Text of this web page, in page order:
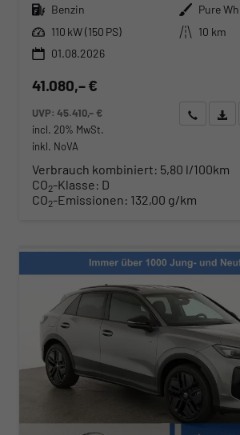
Kraftstoff Benzin Außenfarbe Pure
Leistung 110 kW (150 PS) Kilometerstand
10 km
01.08.2026
41.080,– €
UVP:45.410,– €
incl. 20% MwSt.
inkl. NoVA
Wir rufen
Verbrauch kombiniert: 5,80 l/100km
CO2-Klasse: D
CO2-Emissionen: 132,00 g/km